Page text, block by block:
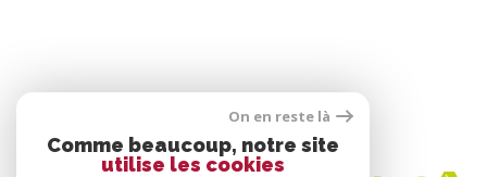
ADHÉRENTS
On en reste là
Comme beaucoup, notre site
utilise les cookies